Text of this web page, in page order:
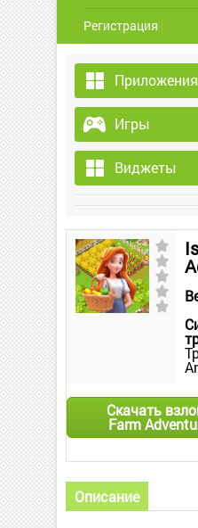
Регистрация
Приложения
Игры
Виджеты
Скачать
Farm
Описание